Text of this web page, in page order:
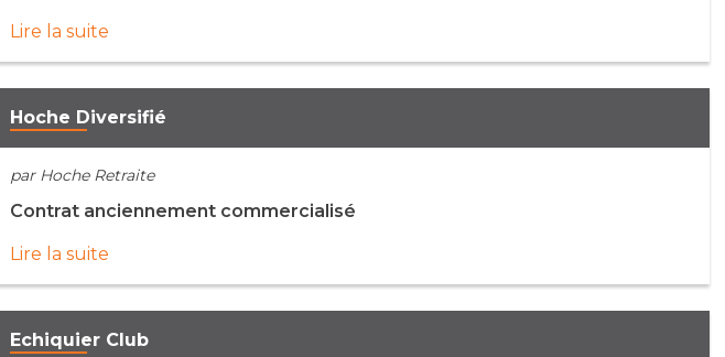
Lire la suite
Hoche Diversifié
par Hoche Retraite
Contrat anciennement commercialisé
Lire la suite
Echiquier Club